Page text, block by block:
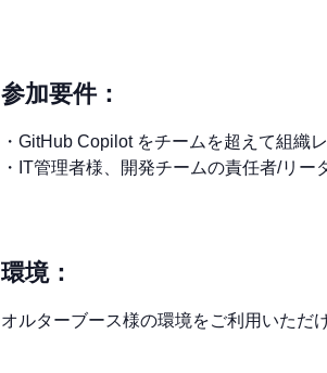
参加要件：
・GitHub Copilot をチームを超えて組織
・IT管理者様、開発チームの責任者/リ
環境：
オルターブース様の環境をご利用いただ